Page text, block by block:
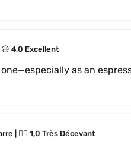
😃 4,0 Excellent
😵‍💫 1,0 Très Décevant